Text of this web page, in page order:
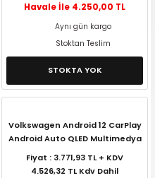
Havale İle 4.250,00 TL
Aynı gün kargo
Stoktan Teslim
STOKTA YOK
Volkswagen Android 12 CarPlay
Android Auto QLED Multimedya
Fiyat : 3.771,93 TL + KDV
4.526,32 TL Kdv Dahil